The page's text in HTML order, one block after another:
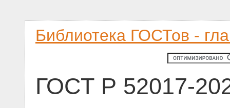
Библиотека ГОСТов -
ГОСТ Р 52017-